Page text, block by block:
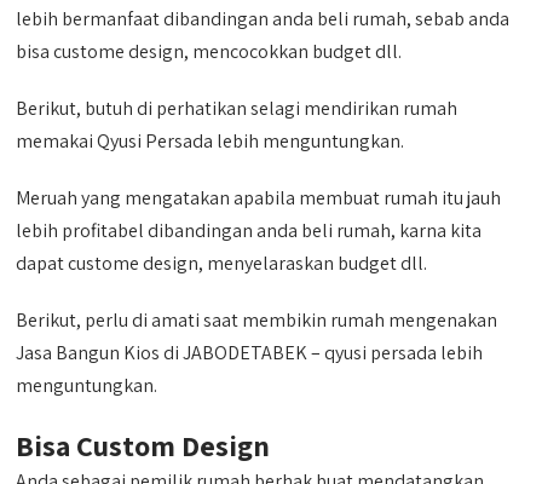
lebih bermanfaat dibandingan anda beli rumah, sebab anda
bisa custome design, mencocokkan budget dll.
Berikut, butuh di perhatikan selagi mendirikan rumah
memakai Qyusi Persada lebih menguntungkan.
Meruah yang mengatakan apabila membuat rumah itu jauh
lebih profitabel dibandingan anda beli rumah, karna kita
dapat custome design, menyelaraskan budget dll.
Berikut, perlu di amati saat membikin rumah mengenakan
Jasa Bangun Kios di JABODETABEK – qyusi persada lebih
menguntungkan.
Bisa Custom Design